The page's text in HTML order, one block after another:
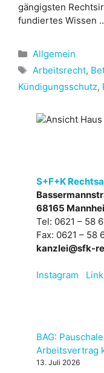
gängigsten
fundiertes Wissen
Kategorien
Allgemein
Schlagwörter
Arbeitsrecht,
Kündigungsschutz,
S+F+K
68165
Tel: 0621 – 58
Fax: 0621 – 58
kanzlei@sfk-
Instagram
BAG:
Arbeitsvertrag
13. Juli 2026